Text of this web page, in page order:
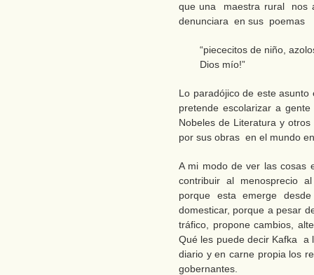
que una maestra rural nos
denunciara en sus poemas
“piececitos de niño,
Dios mío!”
Lo paradójico de este
pretende escolarizar a
Nobeles de Literatura y
por sus obras en el mundo
A mi modo de ver las cosas
contribuir al menosprecio
porque esta emerge
domesticar, porque a pesar
tráfico, propone cambios,
Qué les puede decir Kafka a
diario y en carne propia los
gobernantes.